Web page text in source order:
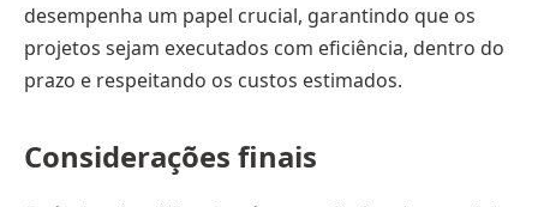
desempenha um papel crucial, garantindo que os
projetos sejam executados com eficiência, dentro do
prazo e respeitando os custos estimados.
Considerações finais